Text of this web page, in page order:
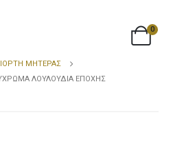
0
ΜΗΤΈΡΑΣ
ΛΟΥΛΟΎΔΙΑ ΕΠΟΧΉΣ